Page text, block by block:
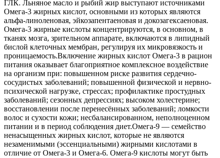
ГЛК. Льняное масло и рыбий жир выступают источниками
Омега-3 жирных кислот, основными из которых являются
альфа-линоленовая, эйкозапентаеновая и докозагексаеновая.
Омега-3 жирные кислоты концентрируются, в основном, в
тканях мозга, зрительном аппарате, включаются в липидный
бислой клеточных мембран, регулируя их микровязкость и
проницаемость.Включение жирных кислот Омега-3 в рацион
питания оказывает благоприятное комплексное воздействие
на организм при: повышенном риске развития сердечно-
сосудистых заболеваний; повышенной физической и нервно-
психической нагрузке, стрессах; профилактике простудных
заболеваний; сезонных депрессиях; высоком холестерине;
восстановлении после перенесённых заболеваний; ломкости
волос и сухости кожи; несбалансированном, неполноценном
питании и в период соблюдения диет.Омега-9 — семейство
ненасыщенных жирных кислот, которые не являются
незаменимыми (эссенциальными) жирными кислотами в
отличие от Омега-3 и Омега-6. Омега-9 кислоты могут быть